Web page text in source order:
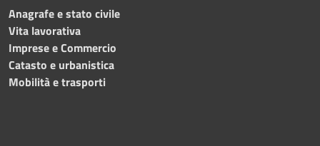
Anagrafe e stato civile
Vita lavorativa
Imprese e Commercio
Catasto e urbanistica
Mobilità e trasporti